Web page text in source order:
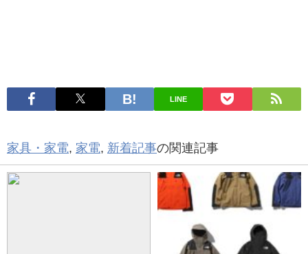
LINE
家具・家電, 家電, 新着記事の関連記事